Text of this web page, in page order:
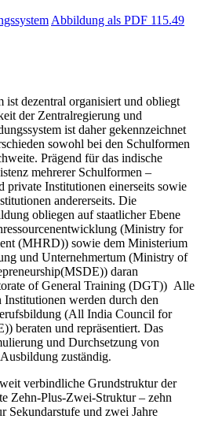
Abbildung als PDF 115.49
ist dezentral organisiert und obliegt
der Zentralregierung und
ist daher gekennzeichnet
sowohl bei den Schulformen
Prägend für das indische
mehrerer Schulformen –
private Institutionen einerseits sowie
andererseits. Die
obliegen auf staatlicher Ebene
(Ministry for
(MHRD)) sowie dem Ministerium
und Unternehmertum (Ministry of
daran
of General Training (DGT)) Alle
Institutionen werden durch den
(All India Council for
beraten und repräsentiert. Das
und Durchsetzung von
zuständig.
verbindliche Grundstruktur der
Zehn-Plus-Zwei-Struktur – zehn
Sekundarstufe und zwei Jahre